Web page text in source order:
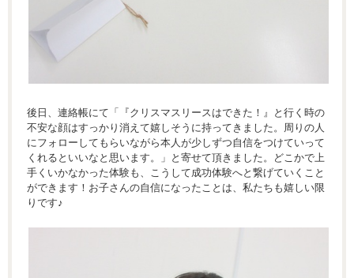
後日、連絡帳にて「『クリスマスリースはできた！』と行く時の
不安な顔はすっかり消えて嬉しそうに持ってきました。周りの人
にフォローしてもらいながら本人が少しずつ自信をつけていって
くれるといいなと思います。」と寄せて頂きました。どこかで上
手くいかなかった体験も、こうして成功体験へと繋げていくこと
ができます！お子さんの自信になったことは、私たちも嬉しい限
りです♪